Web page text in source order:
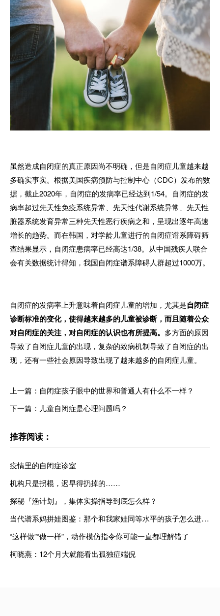
虽然造成自闭症的真正原因尚不明确，但是自闭症儿童越来越
多确实事实。根据美国疾病预防与控制中心（CDC）发布的数
据，截止2020年，自闭症的发病率已经达到1/54。自闭症的发
病率超过先天性免疫系统异常、先天性代谢系统异常、先天性
脏器系统发育异常三种先天性恶行疾病之和，呈现出逐年高速
增长的趋势。而在韩国，对学龄儿童进行的自闭症谱系障碍筛
查结果显示，自闭症患病率已经高达1/38。从中国残疾人联合
会有关数据统计得知，我国自闭症谱系障碍人群超过1000万。
自闭症的发病率上升意味着自闭症儿童的增加，尤其是自闭症
诊断标准的变化，使得越来越多的儿童被诊断，而且随着公众
对自闭症的关注，对自闭症的认识也有所提高。 多方面的原因
导致了自闭症儿童的出现，复杂的致病机制导致了自闭症的出
现，还有一些社会原因导致出现了越来越多的自闭症儿童。
上一篇：自闭症孩子眼中的世界和普通人有什么不一样？
下一篇：儿童自闭症是心理问题吗？
推荐阅读：
疫情里的自闭症诊室
机构只是拐棍，迟早得扔掉的……
探秘『渔计划』，集体实操指导到底怎么样？
当代谱系妈拼娃图鉴：那个和我家娃同等水平的孩子怎么进步那么多？
“这样做”“做一样”，动作模仿指令你可能一直都理解错了
柯晓燕：12个月大就能看出孤独症端倪